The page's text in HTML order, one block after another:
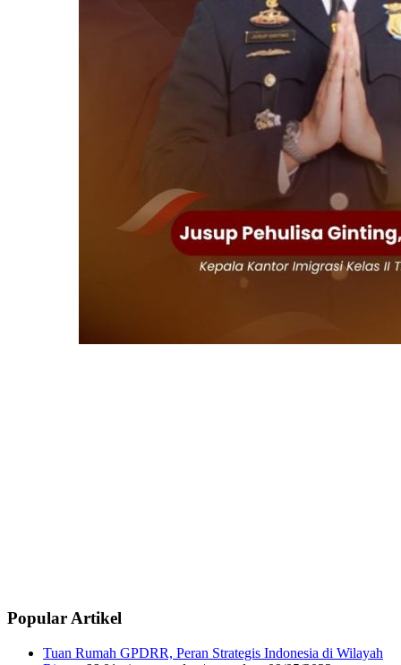
Popular Artikel
Tuan Rumah GPDRR, Peran Strategis Indonesia di Wilayah